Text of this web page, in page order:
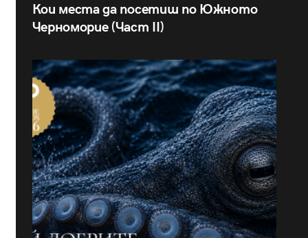
Кои места да посетиш по Южното
Черноморие (Част II)